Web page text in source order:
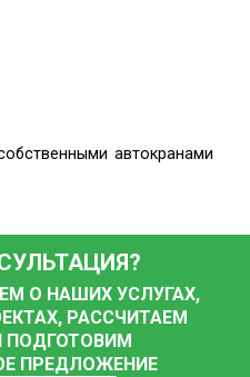
автокранами
О НАШИХ УСЛУГАХ,
РАССЧИТАЕМ
ПОДГОТОВИМ
ПРЕДЛОЖЕНИЕ